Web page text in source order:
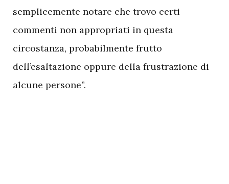
semplicemente notare che trovo certi
commenti non appropriati in questa
circostanza, probabilmente frutto
dell’esaltazione oppure della frustrazione di
alcune persone”.